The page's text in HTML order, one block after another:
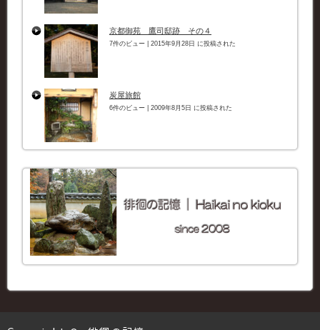
京都御苑 鷹司邸跡 その４
7件のビュー 2015年9月28日 に投稿された
炭屋旅館
6件のビュー 2009年8月5日 に投稿された